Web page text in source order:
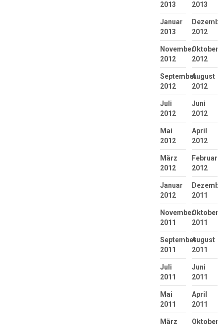
2013
2013
Januar
2013
2012
November
2012
Oktober
2012
September
2012
August
2012
Juli
2012
Juni
2012
Mai
2012
April
2012
März
2012
Februar
2012
Januar
2012
2011
November
2011
Oktober
2011
September
2011
August
2011
Juli
2011
Juni
2011
Mai
2011
April
2011
März
Oktober